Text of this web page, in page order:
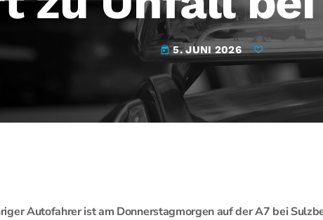
today 5. JUNI 2026
Autofahrer ist am Donnerstagmorgen auf der A7 bei